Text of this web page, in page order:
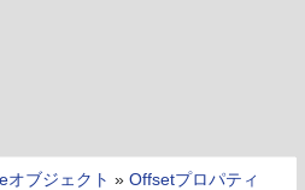
オブジェクト » Offsetプロパティ